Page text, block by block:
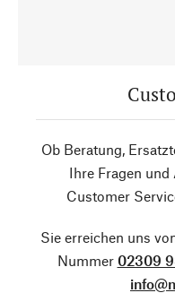
Ob Beratung,
Ihre Fragen
Customer
Sie erreichen uns
Nummer 02309